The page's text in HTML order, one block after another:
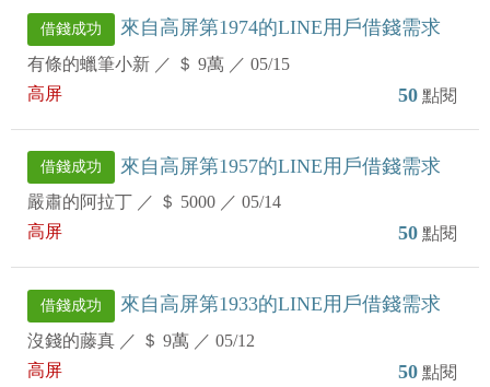
借錢成功 來自高屏第1974的LINE用戶借錢需求
有條的蠟筆小新 ／ ＄ 9萬 ／ 05/15
高屏
50 點閱
借錢成功 來自高屏第1957的LINE用戶借錢需求
嚴肅的阿拉丁 ／ ＄ 5000 ／ 05/14
高屏
50 點閱
借錢成功 來自高屏第1933的LINE用戶借錢需求
沒錢的藤真 ／ ＄ 9萬 ／ 05/12
高屏
50 點閱